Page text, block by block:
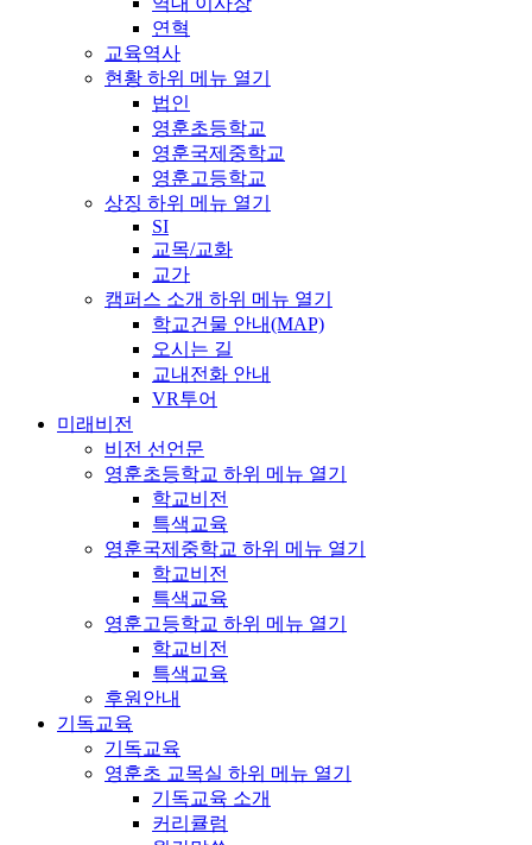
연혁
교육역사
현황 하위 메뉴 열기
법인
영훈초등학교
영훈국제중학교
영훈고등학교
상징 하위 메뉴 열기
SI
교목/교화
교가
캠퍼스 소개 하위 메뉴 열기
학교건물 안내(MAP)
오시는 길
교내전화 안내
VR투어
미래비전
비전 선언문
영훈초등학교 하위 메뉴 열기
학교비전
특색교육
영훈국제중학교 하위 메뉴 열기
학교비전
특색교육
영훈고등학교 하위 메뉴 열기
학교비전
특색교육
후원안내
기독교육
기독교육
영훈초 교목실 하위 메뉴 열기
기독교육 소개
커리큘럼